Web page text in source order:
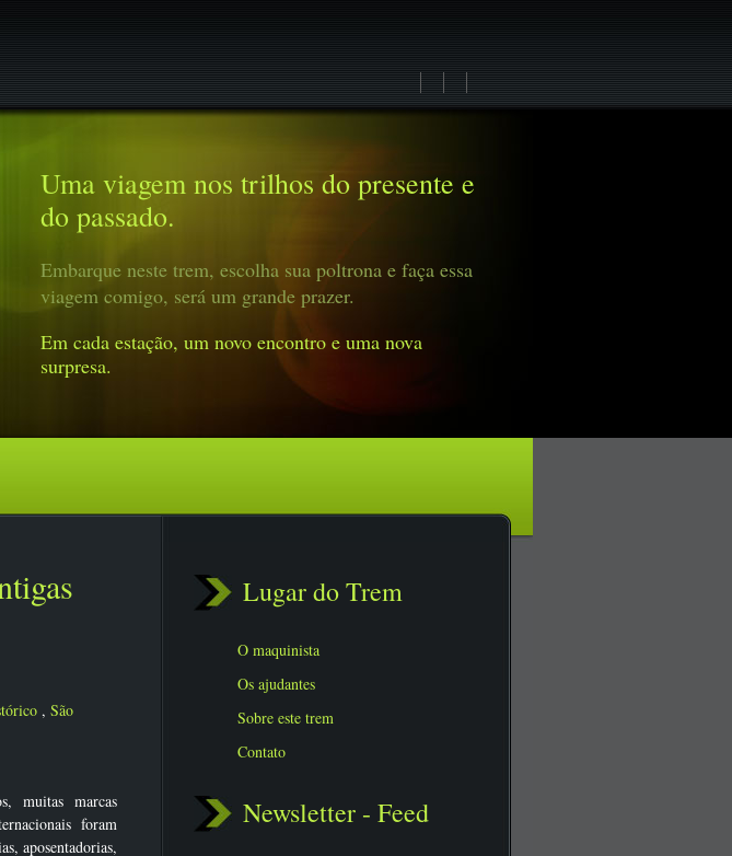
Uma viagem nos trilhos do presente e
do passado.
Embarque neste trem, escolha sua poltrona e faça essa
viagem comigo, será um grande prazer.
Em cada estação, um novo encontro e uma nova
surpresa.
, São
muitas marcas
foram
aposentadorias,
Lugar do Trem
O maquinista
Os ajudantes
Sobre este trem
Contato
Newsletter - Feed